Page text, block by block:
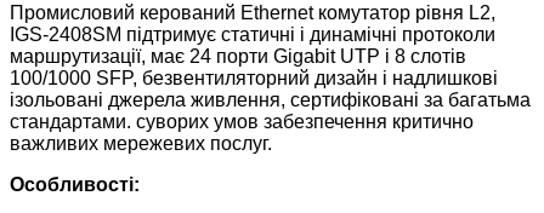
Промисловий керований Ethernet комутатор рівня L2,
IGS-2408SM підтримує статичні і динамічні протоколи
маршрутизації, має 24 порти Gigabit UTP і 8 слотів
100/1000 SFP, безвентиляторний дизайн і надлишкові
ізольовані джерела живлення, сертифіковані за багатьма
стандартами. суворих умов забезпечення критично
важливих мережевих послуг.
Особливості: